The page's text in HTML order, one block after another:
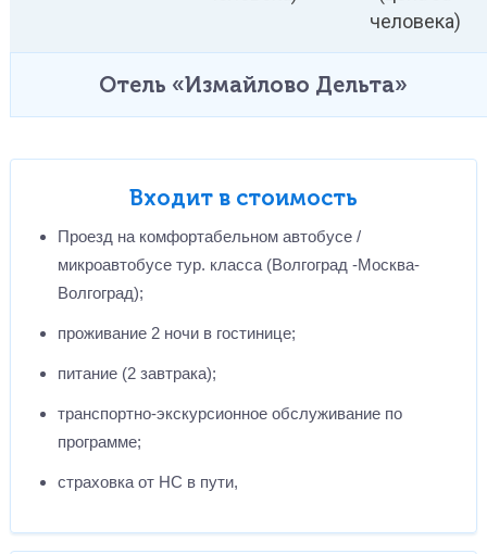
человека)
Отель «Измайлово Дельта»
Входит в стоимость
Проезд на комфортабельном автобусе /
микроавтобусе тур. класса (Волгоград -Москва-
Волгоград);
проживание 2 ночи в гостинице;
питание (2 завтрака);
транспортно-экскурсионное обслуживание по
программе;
страховка от НС в пути,